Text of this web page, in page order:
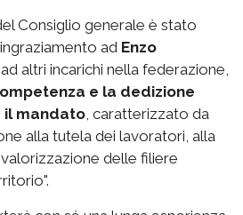
Consiglio generale è stato
ad Enzo
altri incarichi nella federazione,
e la dedizione
mandato, caratterizzato da
alla tutela dei lavoratori, alla
delle filiere